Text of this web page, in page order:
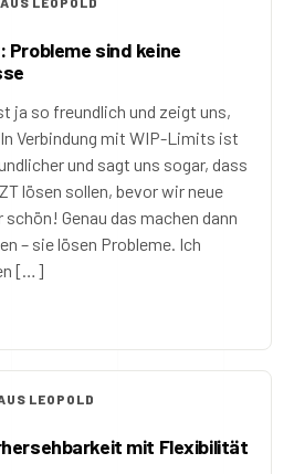
Probleme sind keine
ja so freundlich und zeigt uns,
Verbindung mit WIP-Limits ist
und sagt uns sogar, dass
lösen sollen, bevor wir neue
Genau das machen dann
– sie lösen Probleme. Ich
[…]
LEOPOLD
mit Flexibilität